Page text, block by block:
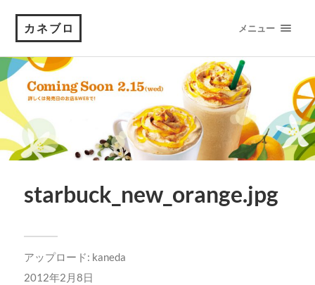
カネブロ メニュー
starbuck_new_orange.jpg
アップロード: kaneda
2012年2月8日